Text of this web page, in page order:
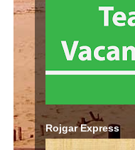
Rojgar Express